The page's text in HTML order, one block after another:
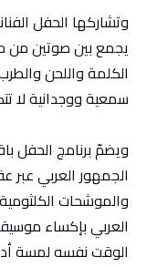
وتشاركها الحفل
يجمع بين صوتين من
الكلمة واللحن
سمعية ووجدانية لا
ويضمّ برنامج الحفل
الجمهور العربي عبر
والموشحات
العربي بإكساء
الوقت نفسه لمسة